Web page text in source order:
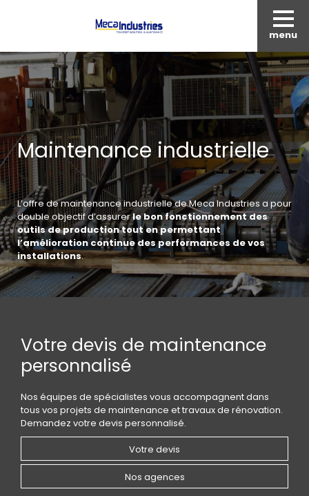
menu
Maintenance industrielle
L’offre de maintenance industrielle de Meca Industries a pour
double objectif d’assurerle bon fonctionnement des
outils de production tout en permettant
l’amélioration continue des performances de vos
installations.
Votre devis de maintenance
personnalisé
Nos équipes de spécialistes vous accompagnent dans
tous vos projets de maintenance et travaux de rénovation.
Demandez votre devis personnalisé.
Votre devis
Nos agences